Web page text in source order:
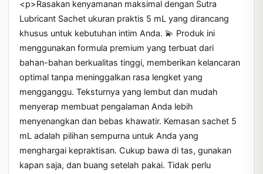
<p>Rasakan kenyamanan maksimal dengan Sutra
Lubricant Sachet ukuran praktis 5 mL yang dirancang
khusus untuk kebutuhan intim Anda. 💫 Produk ini
menggunakan formula premium yang terbuat dari
bahan-bahan berkualitas tinggi, memberikan kelancaran
optimal tanpa meninggalkan rasa lengket yang
mengganggu. Teksturnya yang lembut dan mudah
menyerap membuat pengalaman Anda lebih
menyenangkan dan bebas khawatir. Kemasan sachet 5
mL adalah pilihan sempurna untuk Anda yang
menghargai kepraktisan. Cukup bawa di tas, gunakan
kapan saja, dan buang setelah pakai. Tidak perlu